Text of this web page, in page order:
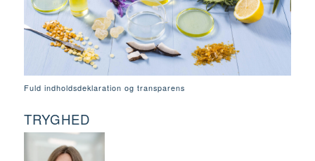
Fuld indholdsdeklaration og transparens
TRYGHED